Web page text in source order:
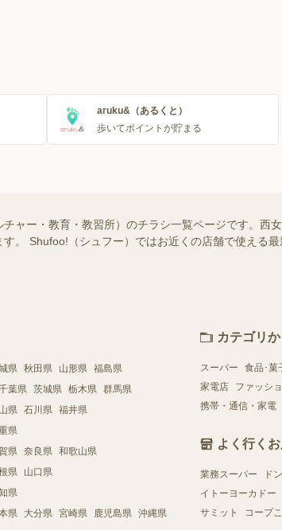
aruku&（あるくと）
歩いてポイントが貯まる
ャー・教育・教習所）のチラシ一覧ページです。西
。 Shufoo!（シュフー）ではお近くの店舗で使える
県 秋田県 山形県 福島県
葉県 茨城県 栃木県 群馬県
県 石川県 福井県
県
県 奈良県 和歌山県
県 山口県
県
県 大分県 宮崎県 鹿児島県 沖縄県
カテゴリ
スーパー 食品･菓
家電店
ファッシ
携帯・通信・家電
よく行く
業務スーパー ド
イトーヨーカドー
サミット
コープ